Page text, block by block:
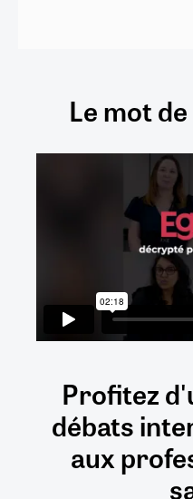
Le mot
Profitez
débats
aux